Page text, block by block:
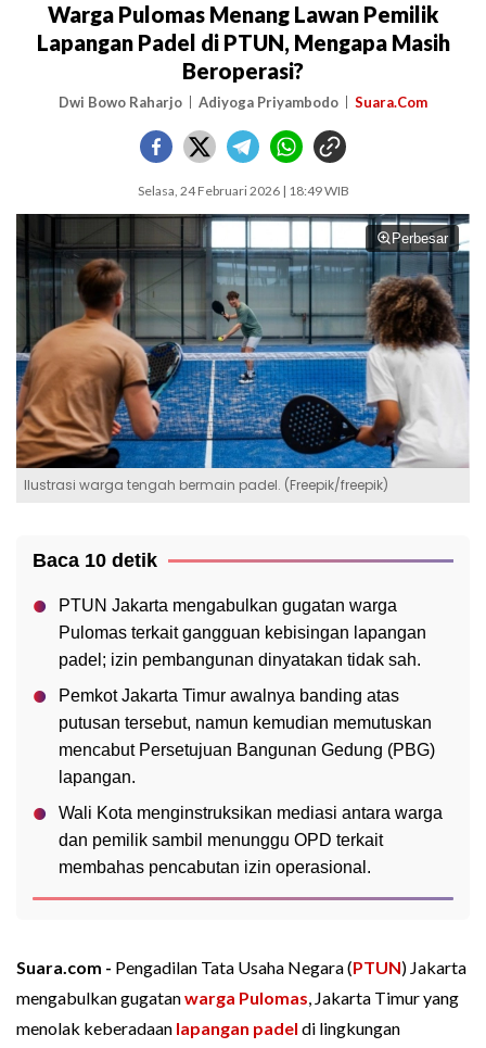
Warga Pulomas Menang Lawan Pemilik
Lapangan Padel di PTUN, Mengapa Masih
Beroperasi?
Dwi Bowo Raharjo Adiyoga Priyambodo Suara.Com
Selasa, 24 Februari 2026 | 18:49 WIB
Perbesar
Ilustrasi warga tengah bermain padel. (Freepik/freepik)
Baca 10 detik
PTUN Jakarta mengabulkan gugatan warga
Pulomas terkait gangguan kebisingan lapangan
padel; izin pembangunan dinyatakan tidak sah.
Pemkot Jakarta Timur awalnya banding atas
putusan tersebut, namun kemudian memutuskan
mencabut Persetujuan Bangunan Gedung (PBG)
lapangan.
Wali Kota menginstruksikan mediasi antara warga
dan pemilik sambil menunggu OPD terkait
membahas pencabutan izin operasional.
Suara.com - Pengadilan Tata Usaha Negara (PTUN) Jakarta
mengabulkan gugatanwarga Pulomas, Jakarta Timur yang
menolak keberadaan lapangan padel di lingkungan